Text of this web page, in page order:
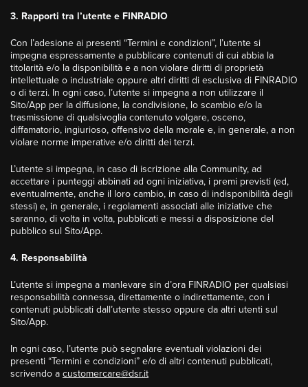
3. Rapporti tra l’utente e FINRADIO
Con l’adesione ai presenti “Termini e condizioni”, l’utente si
impegna espressamente a pubblicare contenuti di cui abbia la
titolarità e/o la disponibilità e a non violare diritti di proprietà
intellettuale o industriale oppure altri diritti di esclusiva di FINRADIO
o di terzi. In ogni caso, l’utente si impegna a non utilizzare il
Sito/App per la diffusione, la condivisione, lo scambio e/o la
trasmissione di qualsivoglia contenuto volgare, osceno,
diffamatorio, ingiurioso, offensivo della morale e, in generale, a non
violare norme imperative e/o diritti dei terzi.
L’utente si impegna, in caso di iscrizione alla Community, ad
accettare i punteggi abbinati ad ogni iniziativa, i premi previsti (ed,
eventualmente, anche il loro cambio, in caso di indisponibilità degli
stessi) e, in generale, i regolamenti associati alle iniziative che
saranno, di volta in volta, pubblicati e messi a disposizione del
pubblico sul Sito/App.
4. Responsabilità
L’utente si impegna a manlevare sin d’ora FINRADIO per qualsiasi
responsabilità connessa, direttamente o indirettamente, con i
contenuti pubblicati dall’utente stesso oppure da altri utenti sul
Sito/App.
In ogni caso, l’utente può segnalare eventuali violazioni dei
presenti “Termini e condizioni” e/o di altri contenuti pubblicati,
scrivendo a customercare@dsr.it